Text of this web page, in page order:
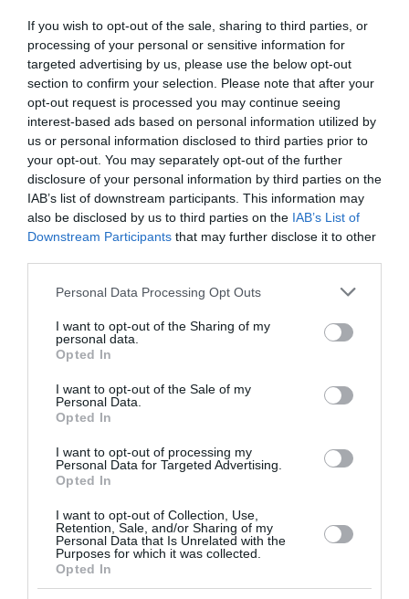
If you wish to opt-out of the sale, sharing to third parties, or
processing of your personal or sensitive information for
targeted advertising by us, please use the below opt-out
section to confirm your selection. Please note that after your
opt-out request is processed you may continue seeing
interest-based ads based on personal information utilized by
us or personal information disclosed to third parties prior to
your opt-out. You may separately opt-out of the further
disclosure of your personal information by third parties on the
IAB’s list of downstream participants. This information may
also be disclosed by us to third parties on the IAB’s List of
Downstream Participants that may further disclose it to other
Please note that this website/app uses one or more Google
not limited to your visit or usage behaviour. You may click to
grant or deny consent to Google and its third-party tags to
use your data for below specified purposes in below Google
consent section.
Personal Data Processing Opt Outs
I want to opt-out of the Sharing of my
personal data.
Opted In
I want to opt-out of the Sale of my
Personal Data.
Opted In
I want to opt-out of processing my
Personal Data for Targeted Advertising.
Opted In
I want to opt-out of Collection, Use,
Retention, Sale, and/or Sharing of my
Personal Data that Is Unrelated with the
Purposes for which it was collected.
Opted In
Καστοριά: Νεκρή μεγάλη
πυροβολισμό
Μεγάλη αρκούδα βρέθηκε νεκρή, πιθανότατα από
πυροβολισμό, σε αγροτική παραποτάμια περιοχή του
νομού Καστοριάς. Όπως ανέφερε στο Αθηναϊκό
Πρακτορείο ο Νίκος Παναγιωτόπουλος από την
Εταιρία Προστασίας Περιβάλλ...
18:20 | 08 Αυγούστου 2026 Ελλάδα